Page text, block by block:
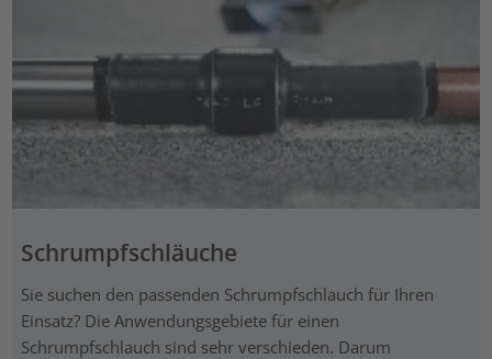
Schrumpfschläuche
Sie suchen den passenden Schrumpfschlauch für Ihren
Einsatz? Die Anwendungsgebiete für einen
Schrumpfschlauch sind sehr verschieden. Darum